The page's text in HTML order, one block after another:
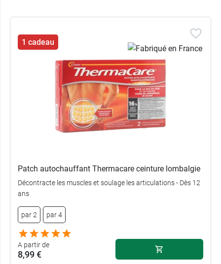
1 cadeau
Patch autochauffant Thermacare ceinture lombalgie
Décontracte les muscles et soulage les articulations - Dès 12
ans
par 2 par 4
A partir de
8,99 €